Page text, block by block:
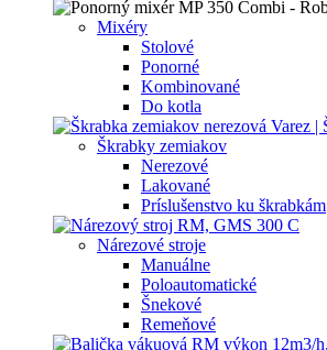
Mixéry
Stolové
Ponorné
Kombinované
Do kotla
Škrabky zemiakov
Nerezové
Lakované
Príslušenstvo ku škrabkám
Nárezové stroje
Manuálne
Poloautomatické
Šnekové
Remeňové